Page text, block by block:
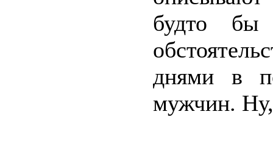
будто
днями в
мужчин.